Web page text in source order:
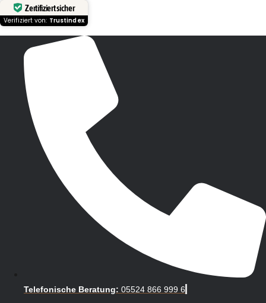
Zertifiziert sicher
Verifiziert von: Trustindex
Telefonische Beratung: 05524 866 999 6